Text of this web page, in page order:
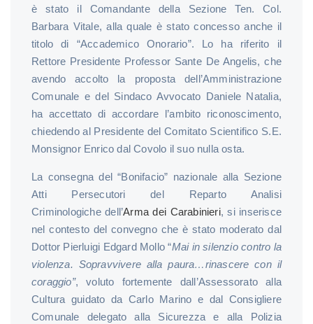
è stato il Comandante della Sezione Ten. Col.
Barbara Vitale, alla quale è stato concesso anche il
titolo di “Accademico Onorario”. Lo ha riferito il
Rettore Presidente Professor Sante De Angelis, che
avendo accolto la proposta dell’Amministrazione
Comunale e del Sindaco Avvocato Daniele Natalia,
ha accettato di accordare l’ambito riconoscimento,
chiedendo al Presidente del Comitato Scientifico S.E.
Monsignor Enrico dal Covolo il suo nulla osta.
La consegna del “Bonifacio” nazionale alla Sezione
Atti Persecutori del Reparto Analisi
Criminologiche dell’Arma dei Carabinieri, si inserisce
nel contesto del convegno che è stato moderato dal
Dottor Pierluigi Edgard Mollo “Mai in silenzio contro la
violenza. Sopravvivere alla paura…rinascere con il
coraggio”, voluto fortemente dall’Assessorato alla
Cultura guidato da Carlo Marino e dal Consigliere
Comunale delegato alla Sicurezza e alla Polizia